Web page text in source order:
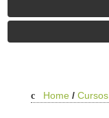
Home / Cursos